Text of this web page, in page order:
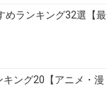
めランキング32選【最
ング20【アニメ・漫